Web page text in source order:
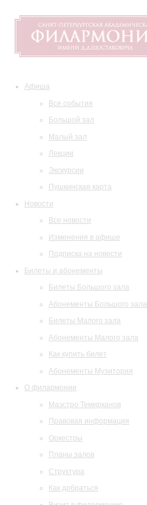
Афиша
Все события
Большой зал
Малый зал
Лекции
Экскурсии
Пушкинская карта
Новости
Все новости
Изменения в афише
Подписка на новости
Билеты и абонементы
Билеты Большого зала
Абонементы Большого зала
Билеты Малого зала
Абонементы Малого зала
Как купить билет
Абонементы Музитория
О филармонии
Маэстро Темирканов
Правовая информация
Оркестры
Планы залов
Структура
Как добраться